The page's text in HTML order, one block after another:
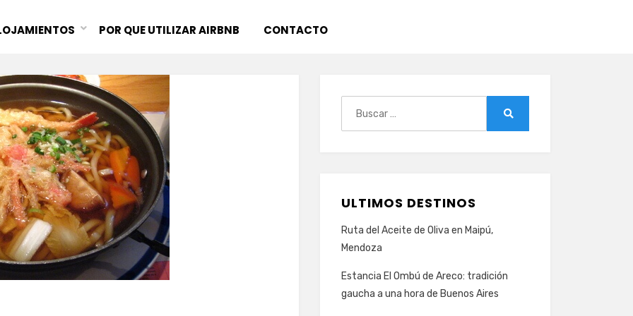
POR QUE UTILIZAR AIRBNB CONTACTO
ULTIMOS DESTINOS
Ruta del Aceite de Oliva en Maipú,
Mendoza
Estancia El Ombú de Areco: tradición
gaucha a una hora de Buenos Aires